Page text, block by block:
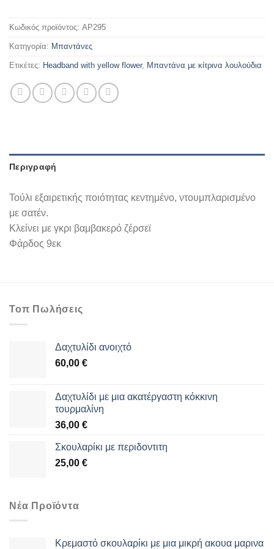
Κωδικός προϊόντος: AP295
Κατηγορία: Mπαντάνες
Ετικέτες: Headband with yellow flower, Μπαντάνα με κίτρινα λουλούδια
Περιγραφή
Τούλι εξαιρετικής ποιότητας κεντημένο, ντουμπλαρισμένο
με σατέν.
Κλείνει με γκρι βαμβακερό ζέρσεϊ
Φάρδος 9εκ
Τοπ Πωλήσεις
Δαχτυλίδι ανοιχτό
60,00 €
Δαχτυλίδι με μια ακατέργαστη κόκκινη
τουρμαλίνη
36,00 €
Σκουλαρίκι με περιδοντιτη
25,00 €
Νέα Προϊόντα
Κρεμαστό σκουλαρίκι με μια μικρή ακουα μαρινα